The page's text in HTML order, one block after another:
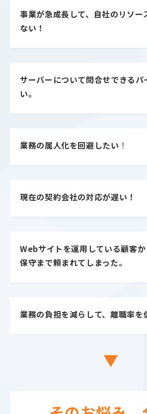
事業が急成長して、自社のリソー
ない！
サーバーについて問合せできるパ
い。
業務の属人化を回避したい ！
現在の契約会社の対応が遅い！
Webサイトを運用している顧客
保守まで頼まれてしまった。
業務の負担を減らして、離職率を
▼